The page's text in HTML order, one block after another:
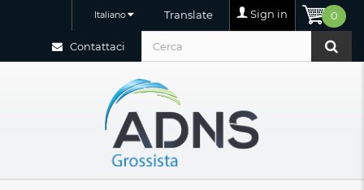
0
Sign in
Translate
Italiano
Contattaci